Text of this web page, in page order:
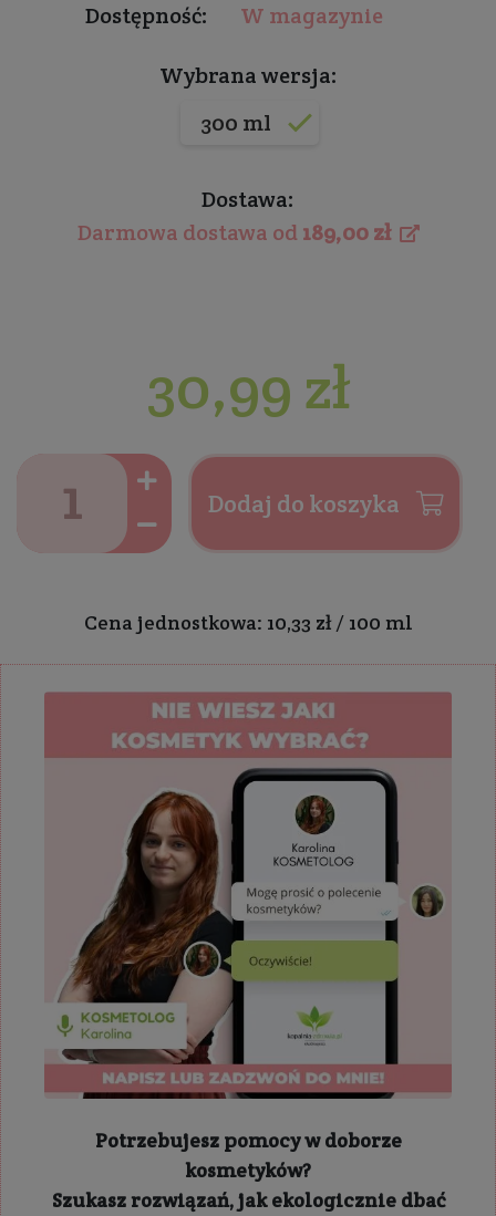
Dostępność:
W magazynie
Wybrana wersja:
300 ml
Dostawa:
Darmowa dostawa od189,00 zł
30,99 zł
Dodaj do koszyka
Cena jednostkowa: 10,33 zł / 100 ml
Potrzebujesz pomocy w doborze
kosmetyków?
Szukasz rozwiązań, jak ekologicznie dbać